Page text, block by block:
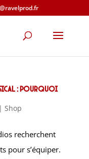
: pourquoi
Shop
recherchent
pour s’équiper.